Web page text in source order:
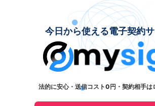
今日から使える電子契約
法的に安心・送信コスト0円・契約相手は